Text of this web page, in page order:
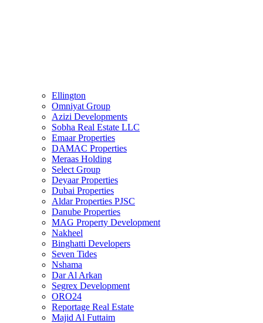
Ellington
Omniyat Group
Azizi Developments
Sobha Real Estate LLC
Emaar Properties
DAMAC Properties
Meraas Holding
Select Group
Deyaar Properties
Dubai Properties
Aldar Properties PJSC
Danube Properties
MAG Property Development
Nakheel
Binghatti Developers
Seven Tides
Nshama
Dar Al Arkan
Segrex Development
ORO24
Reportage Real Estate
Majid Al Futtaim